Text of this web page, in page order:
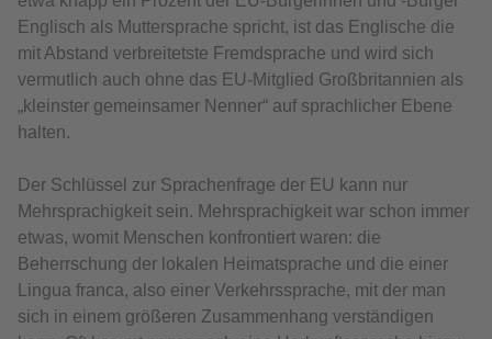
Englisch als Muttersprache spricht, ist das Englische die
mit Abstand verbreitetste Fremdsprache und wird sich
vermutlich auch ohne das EU-Mitglied Großbritannien als
„kleinster gemeinsamer Nenner“ auf sprachlicher Ebene
halten.
Der Schlüssel zur Sprachenfrage der EU kann nur
Mehrsprachigkeit sein. Mehrsprachigkeit war schon immer
etwas, womit Menschen konfrontiert waren: die
Beherrschung der lokalen Heimatsprache und die einer
Lingua franca, also einer Verkehrssprache, mit der man
sich in einem größeren Zusammenhang verständigen